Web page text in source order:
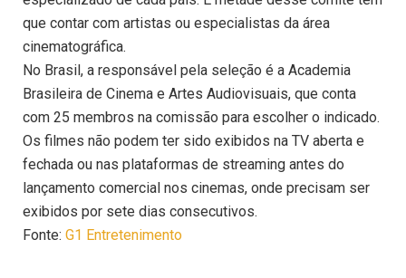
que contar com artistas ou especialistas da área
cinematográfica.
No Brasil, a responsável pela seleção é a Academia
Brasileira de Cinema e Artes Audiovisuais, que conta
com 25 membros na comissão para escolher o indicado.
Os filmes não podem ter sido exibidos na TV aberta e
fechada ou nas plataformas de streaming antes do
lançamento comercial nos cinemas, onde precisam ser
exibidos por sete dias consecutivos.
Fonte: G1 Entretenimento